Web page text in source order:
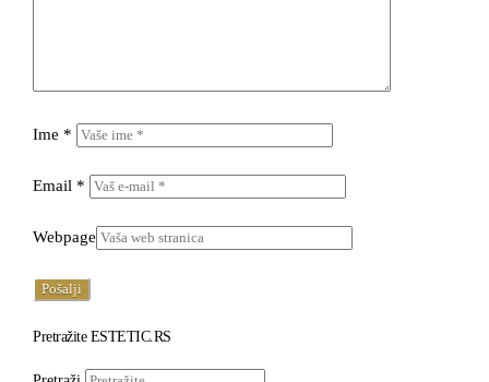
Ime *
Email *
Webpage
Pretražite ESTETIC.RS